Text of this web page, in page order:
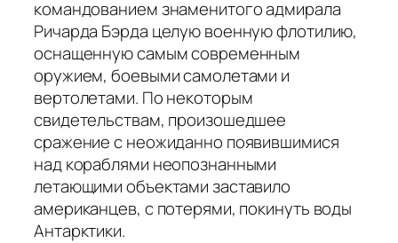
командованием знаменитого адмирала
Ричарда Бэрда целую военную флотилию,
оснащенную самым современным
оружием, боевыми самолетами и
вертолетами. По некоторым
свидетельствам, произошедшее
сражение с неожиданно появившимися
над кораблями неопознанными
летающими объектами заставило
американцев, с потерями, покинуть воды
Антарктики.